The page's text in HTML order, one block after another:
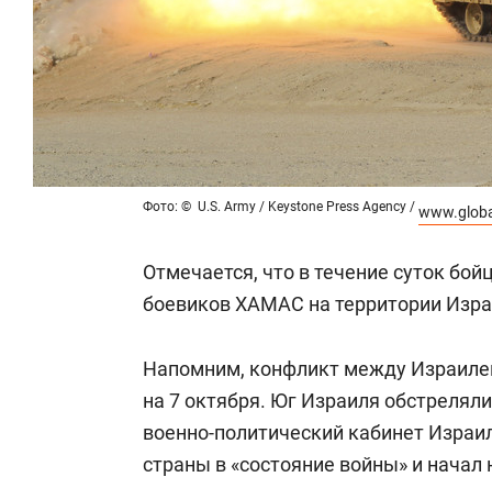
Фото: © U.S. Army / Keystone Press Agency /
Отмечается, что в течение суток
боевиков ХАМАС на территории
Напомним, конфликт между
на 7 октября. Юг Израиля
военно-политический кабинет
страны в «состояние войны» и начал